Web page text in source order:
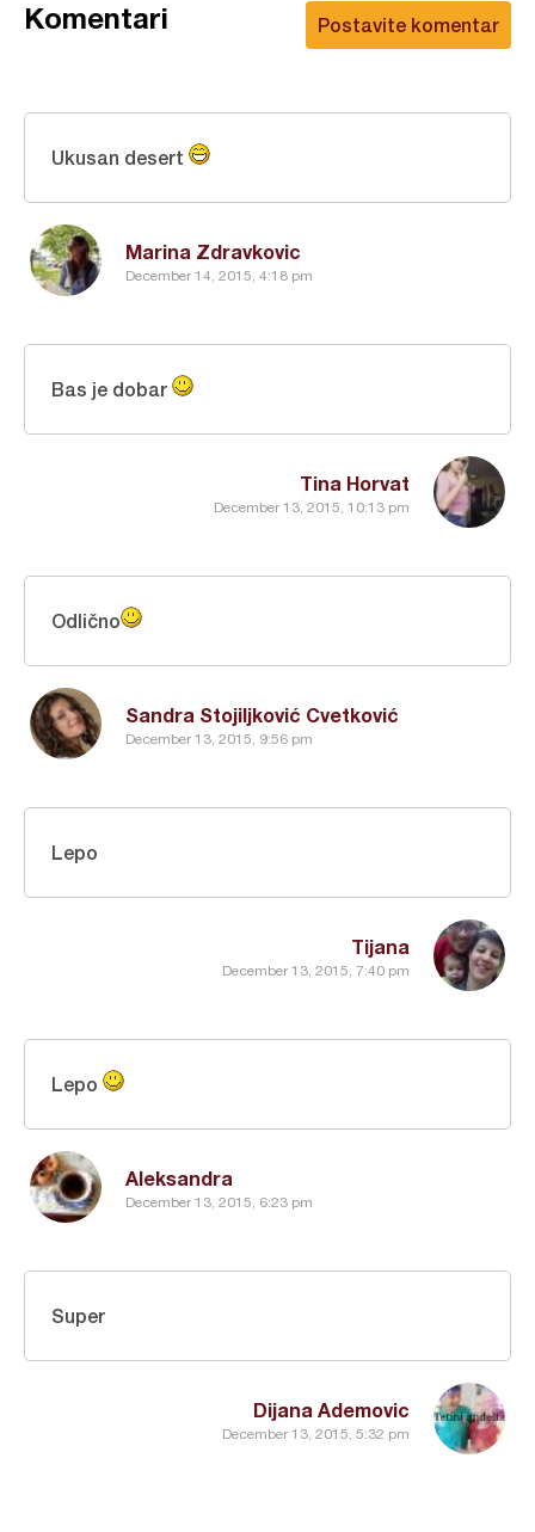
Postavite komentar
Komentari
Marina Zdravkovic
December 14, 2015, 4:18 pm
Ukusan desert
Tina Horvat
December 13, 2015, 10:13 pm
Bas je dobar
Sandra Stojiljković Cvetković
December 13, 2015, 9:56 pm
Odlično
Tijana
December 13, 2015, 7:40 pm
Lepo
Aleksandra
December 13, 2015, 6:23 pm
Lepo
Dijana Ademovic
December 13, 2015, 5:32 pm
Super